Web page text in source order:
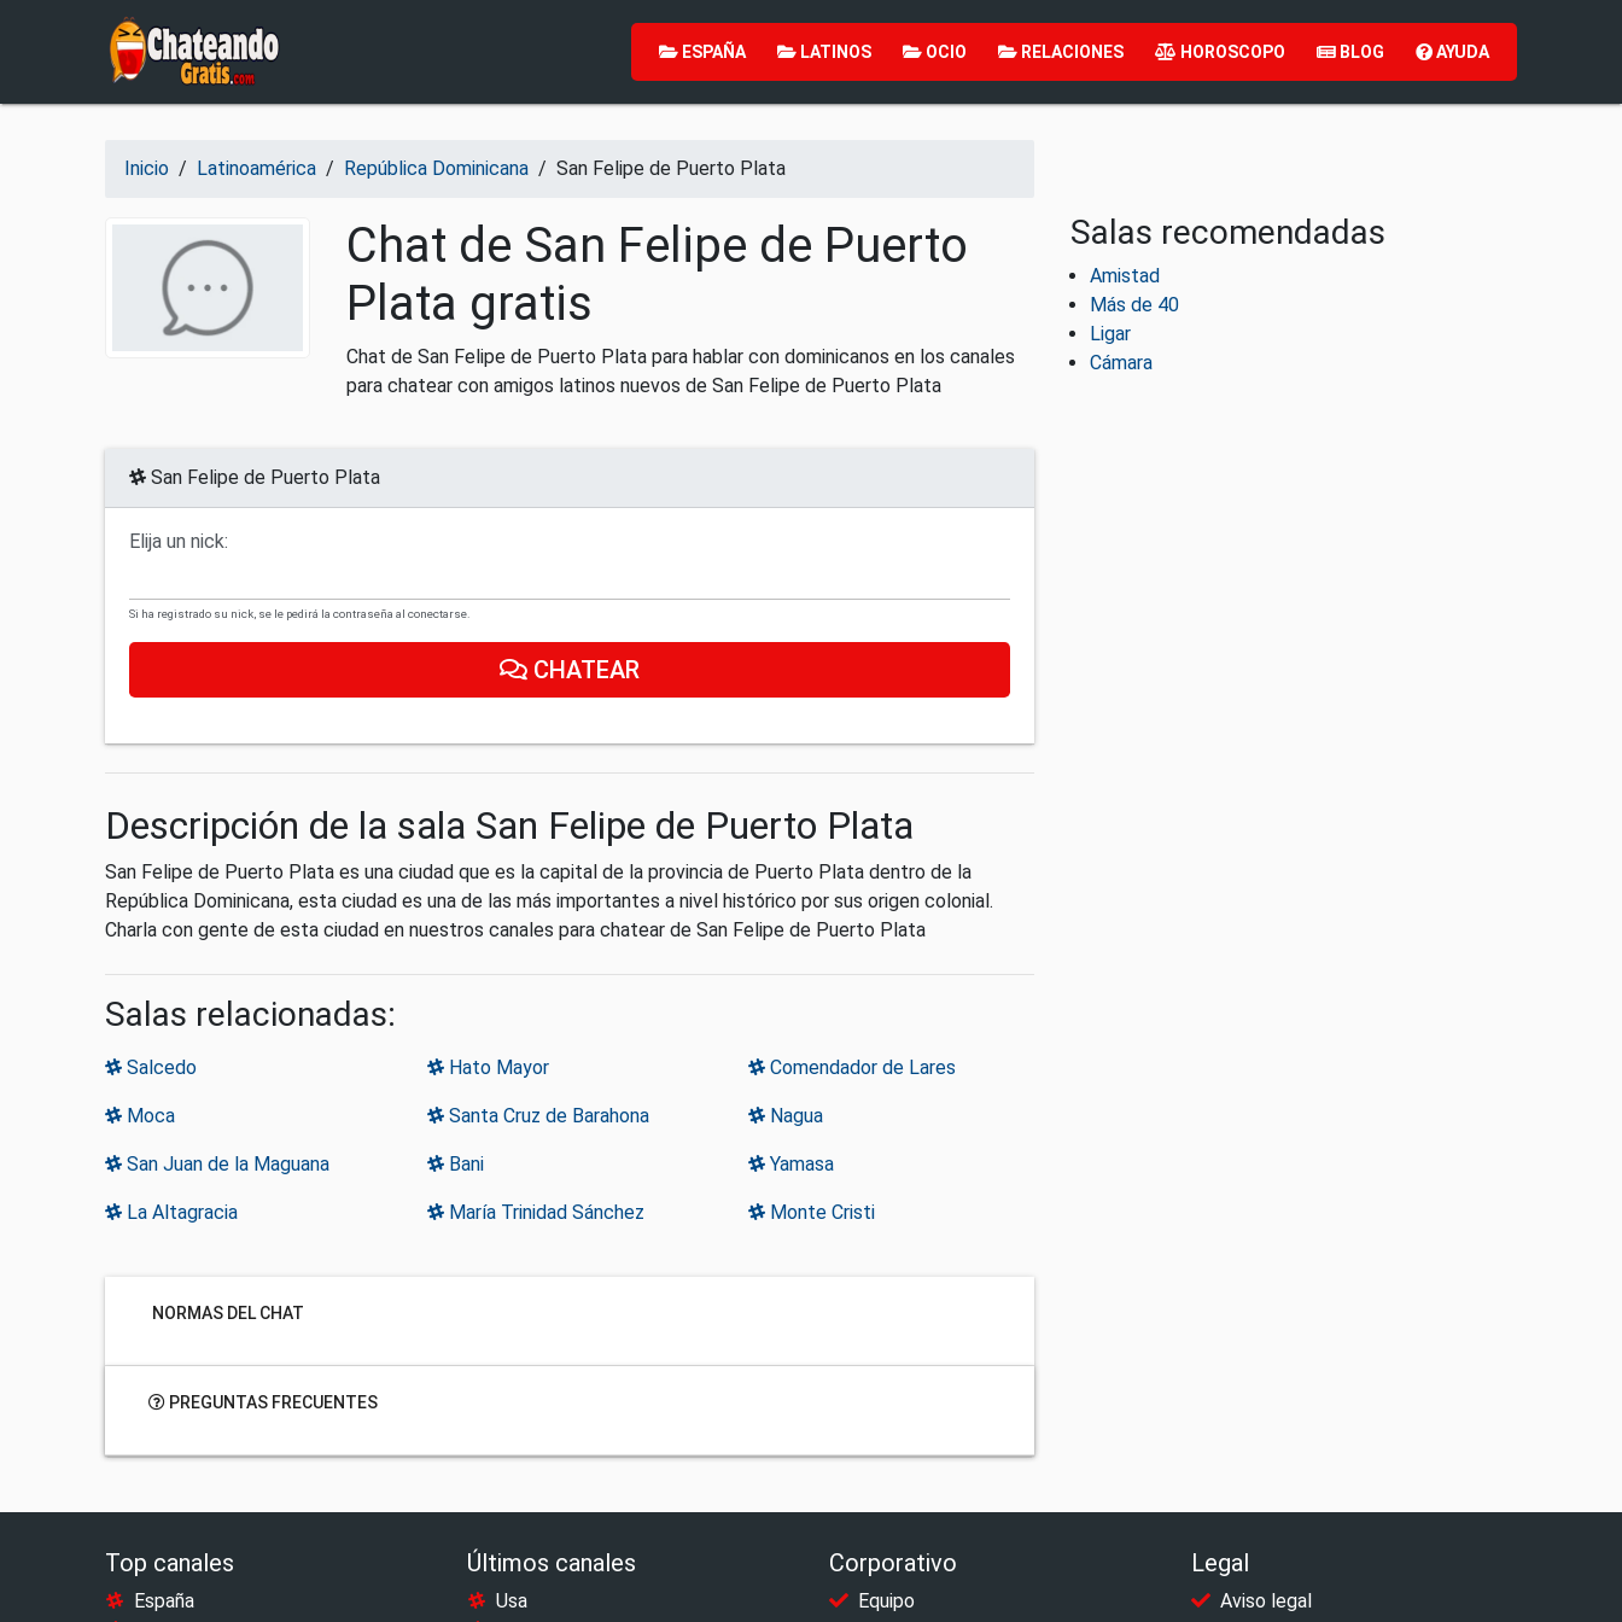
Salir del contenido
ESPAÑA LATINOS OCIO RELACIONES HOROSCOPO BLOG AYUDA
Inicio / Latinoamérica / República Dominicana / San Felipe de Puerto Plata
Chat de San Felipe de Puerto
Plata gratis
Chat de San Felipe de Puerto Plata para hablar con dominicanos en los canales
para chatear con amigos latinos nuevos de San Felipe de Puerto Plata
San Felipe de Puerto Plata
Elija un nick:
Si ha registrado su nick, se le pedirá la contraseña al conectarse.
CHATEAR
Descripción de la sala San Felipe de Puerto Plata
San Felipe de Puerto Plata es una ciudad que es la capital de la provincia de Puerto Plata dentro de la
República Dominicana, esta ciudad es una de las más importantes a nivel histórico por sus origen colonial.
Charla con gente de esta ciudad en nuestros canales para chatear de San Felipe de Puerto Plata
Salas relacionadas:
Salcedo Hato Mayor Comendador de Lares
Moca Santa Cruz de Barahona Nagua
San Juan de la Maguana Bani Yamasa
La Altagracia María Trinidad Sánchez Monte Cristi
NORMAS DEL CHAT
PREGUNTAS FRECUENTES
Salas recomendadas
Amistad
Más de 40
Ligar
Cámara
Top canales
España
Últimos canales
Usa
Corporativo
Equipo
Legal
Aviso legal